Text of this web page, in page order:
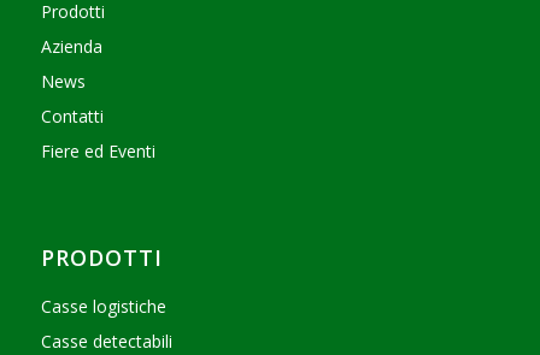
Prodotti
Azienda
News
Contatti
Fiere ed Eventi
PRODOTTI
Casse logistiche
Casse detectabili